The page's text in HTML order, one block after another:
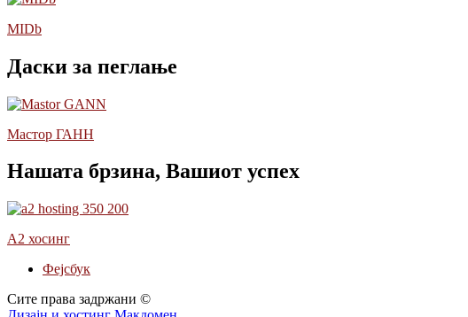
MIDb
Даски за пеглање
Мастор ГАНН
Нашата брзина, Вашиот успех
А2 хосинг
Фејсбук
Сите права задржани ©